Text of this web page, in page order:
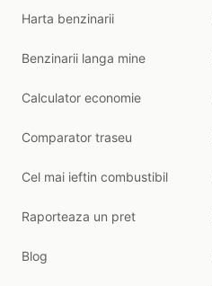
Harta benzinarii
Benzinarii langa mine
Calculator economie
Comparator traseu
Cel mai ieftin combustibil
Raporteaza un pret
Blog